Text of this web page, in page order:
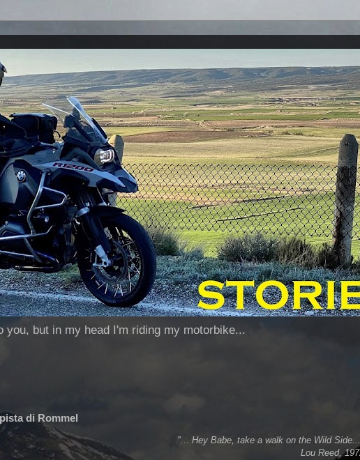
you, but in my head I'm riding my motorbike...
di Rommel
"... Hey Babe, take a walk on the Wild
Lou Reed,